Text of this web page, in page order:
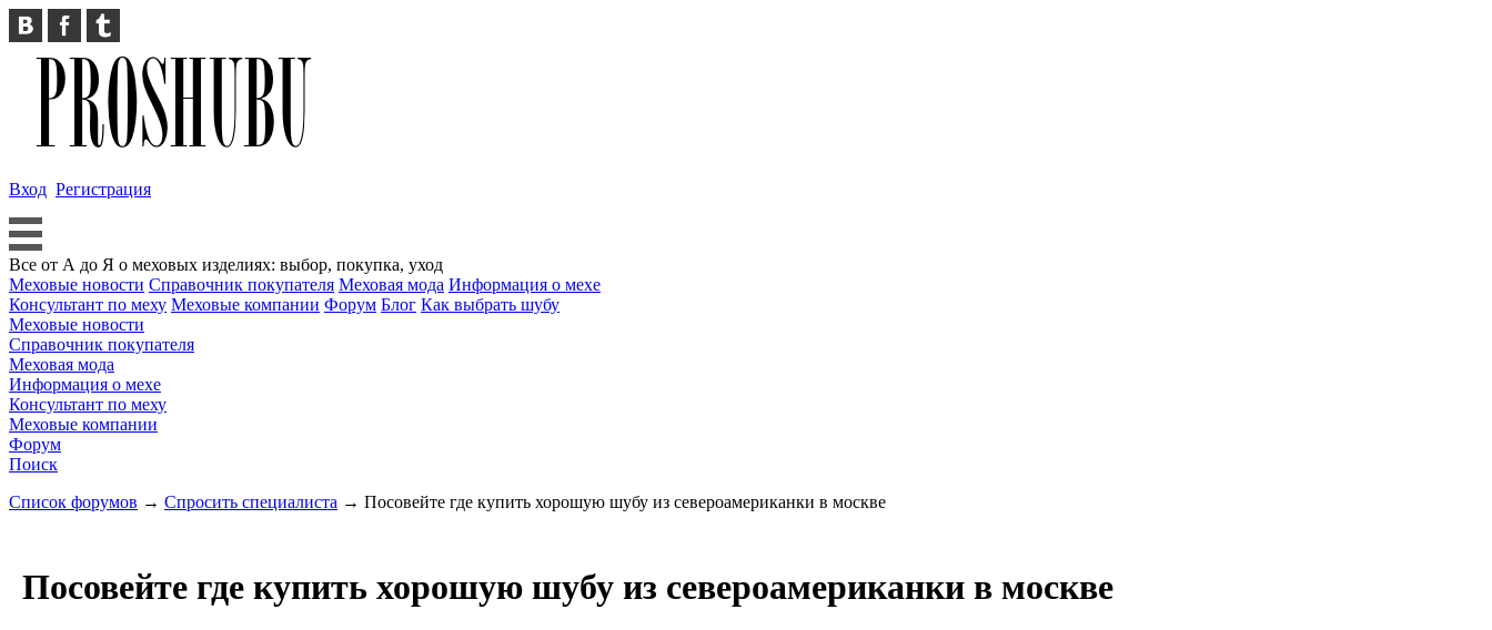
Вход Регистрация
Все от А до Я о меховых изделиях: выбор, покупка, уход
Меховые новости Справочник покупателя Меховая мода Информация о мехе
Консультант по меху Меховые компании Форум Блог Как выбрать шубу
Меховые новости
Справочник покупателя
Меховая мода
Информация о мехе
Консультант по меху
Меховые компании
Форум
Поиск
Список форумов → Спросить специалиста → Посовейте где купить хорошую шубу из североамериканки в москве
Посовейте где купить хорошую шубу из североамериканки в москве